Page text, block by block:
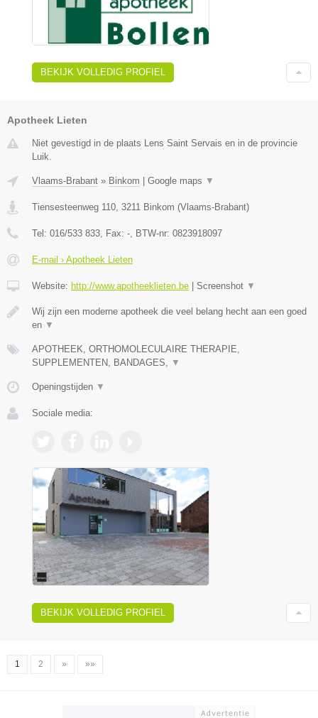
BEKIJK VOLLEDIG PROFIEL
Apotheek Lieten
Niet gevestigd in de plaats Lens Saint Servais en in de provincie
Luik.
Vlaams-Brabant » Binkom Google maps ▼
Tiensesteenweg 110 3211 Binkom (Vlaams-Brabant)
Tel: 016/533 833 , Fax: - , BTW-nr: 0823918097
E-mail › Apotheek Lieten
Website: http://www.apotheeklieten.be Screenshot ▼
Wij zijn een moderne apotheek die veel belang hecht aan een goed
en ▼
APOTHEEK, ORTHOMOLECULAIRE THERAPIE,
SUPPLEMENTEN, BANDAGES,
▼
Openingstijden ▼
Sociale media:
BEKIJK VOLLEDIG PROFIEL
1 2 » »»